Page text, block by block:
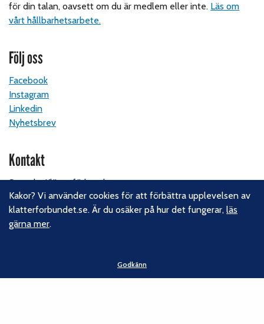
för din talan, oavsett om du är medlem eller inte. Läs om
vårt hållbarhetsarbete.
Följ oss
Facebook
Instagram
Linkedin
Nyhetsbrev
Kontakt
Svenska Klätterförbundet
Gotlandsgatan 46
116 65 Stockholm
Kakor? Vi använder cookies för att förbättra upplevelsen av
klatterforbundet.se. Är du osäker på hur det fungerar,läs
gärna mer.
Godkänn